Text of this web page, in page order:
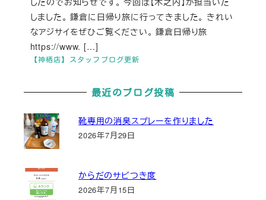
【神栖店】スタッフブログ更新
しました。 鎌倉に日帰り旅に行ってきました。 きれい
なアジサイをぜひご覧ください。 鎌倉日帰り旅
https://www. […]
最近のブログ投稿
靴専用の消臭スプレーを作りました
2026年7月29日
からだのサビつき度
2026年7月15日